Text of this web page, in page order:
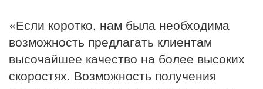
«Если коротко, нам была необходима
возможность предлагать клиентам
высочайшее качество на более высоких
скоростях. Возможность получения